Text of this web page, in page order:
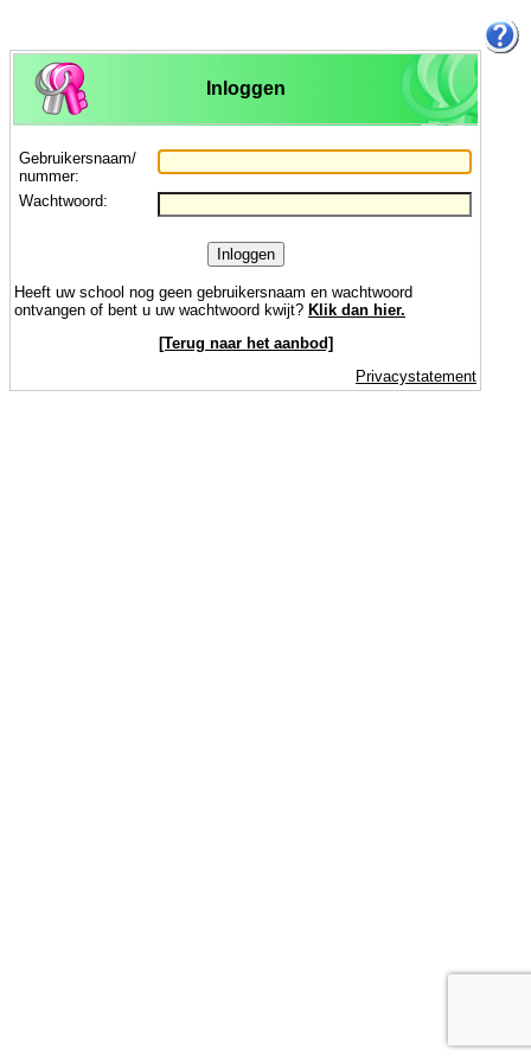
Inloggen
Gebruikersnaam/
nummer:
Wachtwoord:
Inloggen
Heeft uw school nog geen gebruikersnaam en wachtwoord
ontvangen of bent u uw wachtwoord kwijt? Klik dan hier.
[Terug naar het aanbod]
Privacystatement